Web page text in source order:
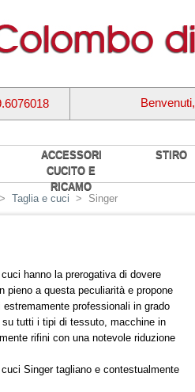
ACCESSORI
CUCITO E
RICAMO
STIRO
Benvenuti,
> Taglia e cuci > Singer
hanno la prerogativa di dovere
pieno a questa peculiarità e propone
professionali in grado
tutti i tipi di tessuto, macchine in
rifini con una notevole riduzione
Singer tagliano e contestualmente